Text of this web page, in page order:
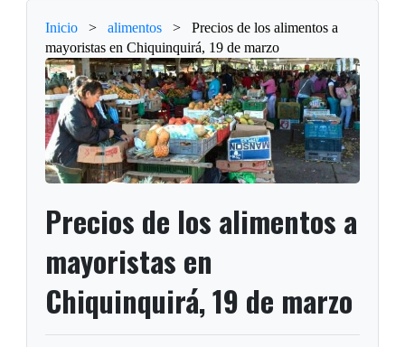
Inicio > alimentos >
Precios de los alimentos a
mayoristas en Chiquinquirá, 19 de marzo
Precios de los alimentos a
mayoristas en
Chiquinquirá, 19 de marzo